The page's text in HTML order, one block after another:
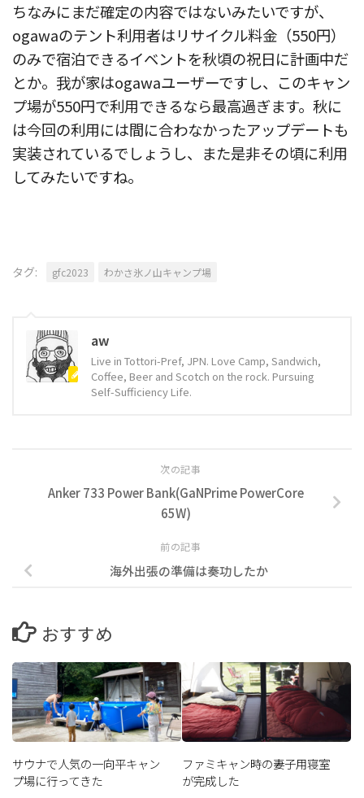
ちなみにまだ確定の内容ではないみたいですが、
ogawaのテント利用者はリサイクル料金（550円）
のみで宿泊できるイベントを秋頃の祝日に計画中だ
とか。我が家はogawaユーザーですし、このキャン
プ場が550円で利用できるなら最高過ぎます。秋に
は今回の利用には間に合わなかったアップデートも
実装されているでしょうし、また是非その頃に利用
してみたいですね。
タグ: gfc2023 わかさ氷ノ山キャンプ場
aw
Live in Tottori-Pref, JPN. Love Camp, Sandwich,
Coffee, Beer and Scotch on the rock. Pursuing
Self-Sufficiency Life.
次の記事
Anker 733 Power Bank(GaNPrime PowerCore
65W)
前の記事
海外出張の準備は奏功したか
おすすめ
サウナで人気の一向平キャン
プ場に行ってきた
ファミキャン時の妻子用寝室
が完成した